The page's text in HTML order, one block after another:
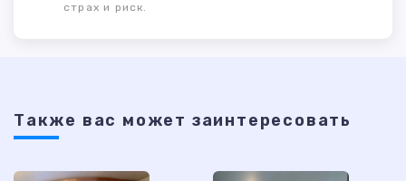
страх и риск.
Также ваc может заинтересовать